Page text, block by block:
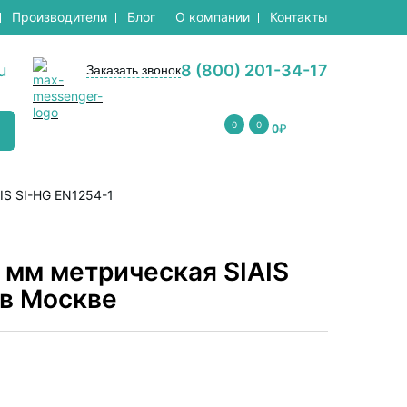
Производители Блог О компании Контакты
8 (800) 201-34-17
Заказать звонок
0 0 0₽
SI-HG EN1254-1
метрическая SIAIS
Москве